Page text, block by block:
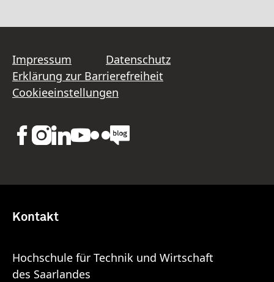
Impressum
Datenschutz
Erklärung zur Barrierefreiheit
Cookieeinstellungen
Kontakt
Hochschule für Technik und Wirtschaft
des Saarlandes